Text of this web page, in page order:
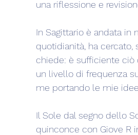
una riflessione e
In Sagittario è andata
quotidianità, ha
chiede: è sufficiente ciò
un livello di frequenza
me portando le mie
Il Sole dal segno dello
quinconce con Giove R